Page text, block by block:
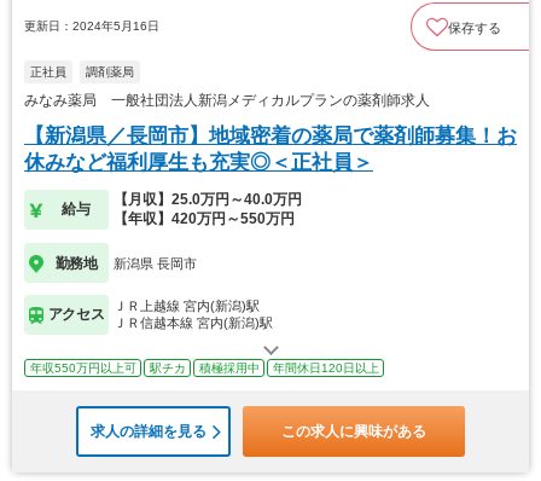
更新日：2024年5月16日 保存する
正社員 調剤薬局
みなみ薬局 一般社団法人新潟メディカルプランの薬剤師求人
【新潟県／長岡市】地域密着の薬局で薬剤師募集！お
休みなど福利厚生も充実◎＜正社員＞
給与
【月収】25.0万円～40.0万円
【年収】420万円～550万円
勤務地 新潟県 長岡市
アクセス
ＪＲ上越線 宮内(新潟)駅
ＪＲ信越本線 宮内(新潟)駅
年収550万円以上可 駅チカ 積極採用中 年間休日120日以上
求人の詳細を見る この求人に興味がある